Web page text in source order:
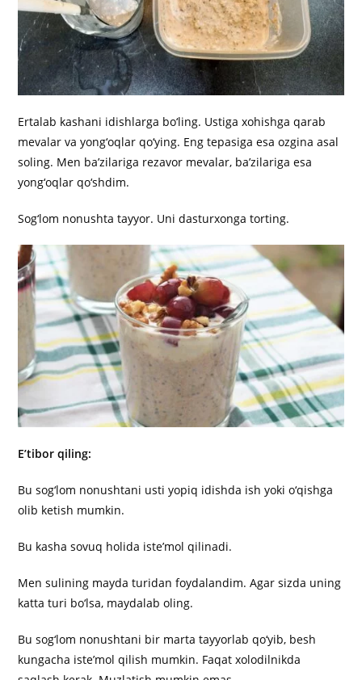
Ertalab kashani idishlarga bo‘ling. Ustiga xohishga qarab
mevalar va yong‘oqlar qo‘ying. Eng tepasiga esa ozgina asal
soling. Men ba’zilariga rezavor mevalar, ba’zilariga esa
yong‘oqlar qo‘shdim.
Sog‘lom nonushta tayyor. Uni dasturxonga torting.
E’tibor qiling:
Bu sog‘lom nonushtani usti yopiq idishda ish yoki o‘qishga
olib ketish mumkin.
Bu kasha sovuq holida iste’mol qilinadi.
Men sulining mayda turidan foydalandim. Agar sizda uning
katta turi bo‘lsa, maydalab oling.
Bu sog‘lom nonushtani bir marta tayyorlab qo‘yib, besh
kungacha iste’mol qilish mumkin. Faqat xolodilnikda